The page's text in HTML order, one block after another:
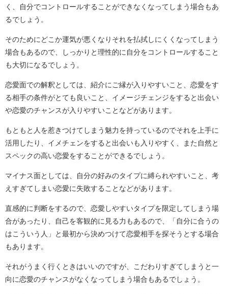
く、自分でコントロールすることができなくなってしまう場合もあ
るでしょう。
そのためにどこか運気が悪くなりそれを払拭しにくくなってしまう
場合もあるので、しっかりと理性的に自分をコントロールすること
も大切になるでしょう。
恋愛面での解釈としては、紹介にご縁が入りやすいこと、恋愛をす
る相手の条件がとても良いこと、イメージチェンジをすると出会い
や恋愛のチャンスが入りやすいことなどがあります。
もともと人を惹きつけてしまう魅力を持っているのでそれを上手に
活用したり、イメチェンをすると出会いも入りやすく、また自然と
スペックの高い恋愛をすることができるでしょう。
マイナス面としては、自分の好みのタイプに縛られやすいこと、考
えすぎてしまい恋愛に失敗することなどがあります。
直感的に判断をするので、恋愛しやすいタイプを限定してしまう場
合があったり、自己を客観的に見る力もあるので、「自分に合うの
はこういう人」と最初から決めつけて恋愛相手を探そうとする場合
もあります。
それがうまく行くときはいいのですが、こだわりすぎてしまうと一
向に恋愛のチャンスがなくなってしまう場合もあるでしょう。